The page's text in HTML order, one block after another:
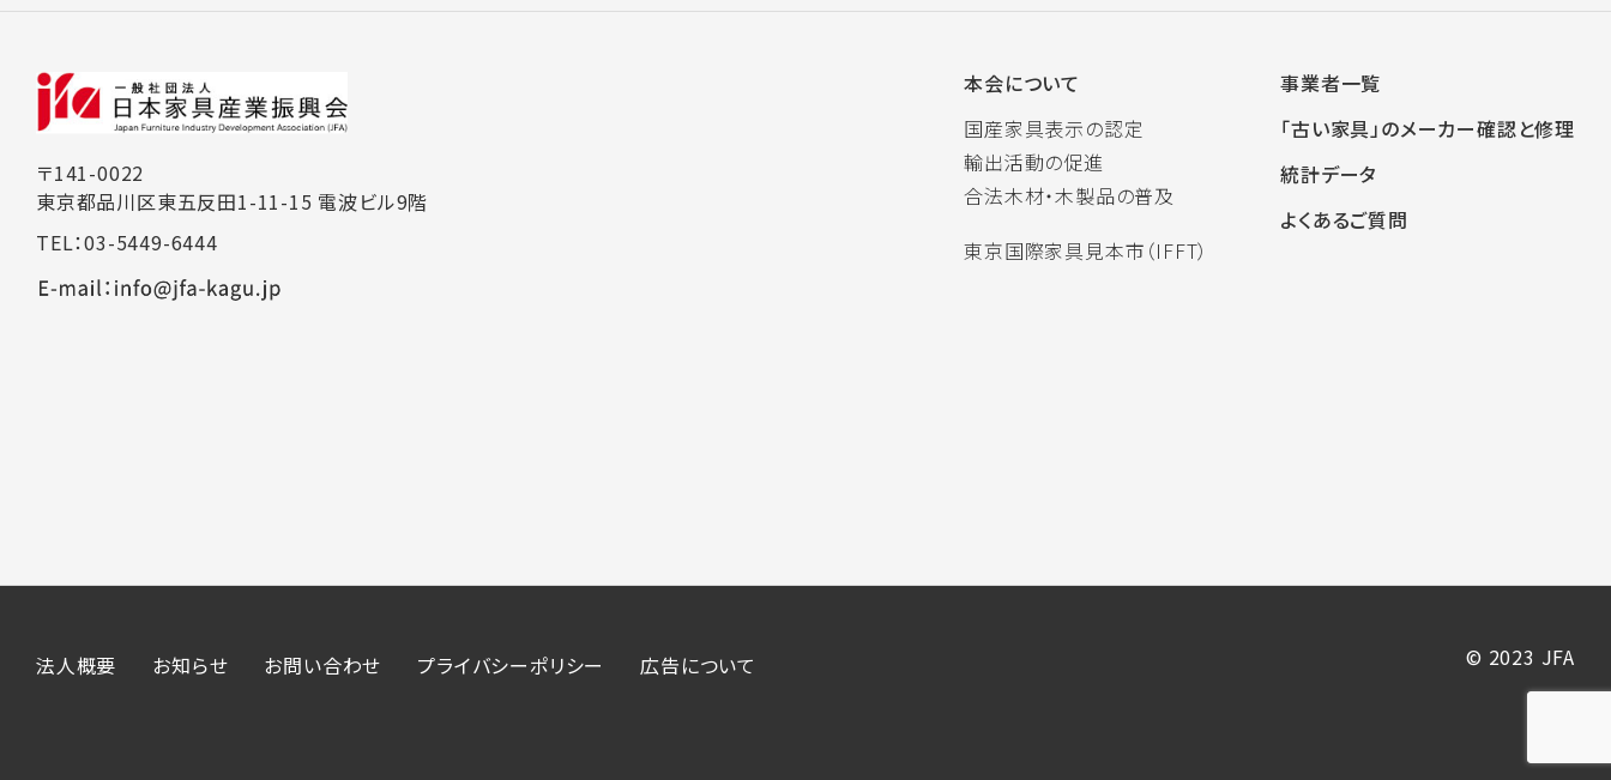
〒141-0022
東京都品川区東五反田1-11-15 電波ビル9階
TEL：03-5449-6444
本会について
国産家具表示の認定
輸出活動の促進
合法木材・木製品の普及
東京国際家具見本市（IFFT）
事業者一覧
「古い家具」のメーカー確認と修理
統計データ
よくあるご質問
法人概要 お知らせ お問い合わせ プライバシーポリシー 広告について © 2023 JFA